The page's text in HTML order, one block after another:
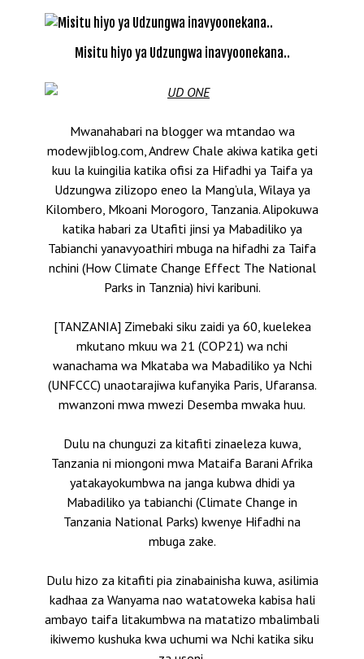
Misitu hiyo ya Udzungwa inavyoonekana..
Mwanahabari na blogger wa mtandao wa
modewjiblog.com, Andrew Chale akiwa katika geti
kuu la kuingilia katika ofisi za Hifadhi ya Taifa ya
Udzungwa zilizopo eneo la Mang’ula, Wilaya ya
Kilombero, Mkoani Morogoro, Tanzania. Alipokuwa
katika habari za Utafiti jinsi ya Mabadiliko ya
Tabianchi yanavyoathiri mbuga na hifadhi za Taifa
nchini (How Climate Change Effect The National
Parks in Tanznia) hivi karibuni.
[TANZANIA] Zimebaki siku zaidi ya 60, kuelekea
mkutano mkuu wa 21 (COP21) wa nchi
wanachama wa Mkataba wa Mabadiliko ya Nchi
(UNFCCC) unaotarajiwa kufanyika Paris, Ufaransa.
mwanzoni mwa mwezi Desemba mwaka huu.
Dulu na chunguzi za kitafiti zinaeleza kuwa,
Tanzania ni miongoni mwa Mataifa Barani Afrika
yatakayokumbwa na janga kubwa dhidi ya
Mabadiliko ya tabianchi (Climate Change in
Tanzania National Parks) kwenye Hifadhi na
mbuga zake.
Dulu hizo za kitafiti pia zinabainisha kuwa, asilimia
kadhaa za Wanyama nao watatoweka kabisa hali
ambayo taifa litakumbwa na matatizo mbalimbali
ikiwemo kushuka kwa uchumi wa Nchi katika siku